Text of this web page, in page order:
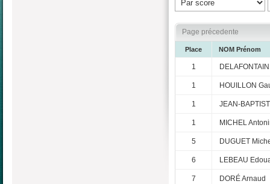
Page précedente
Place NOM Prénom
1
1 HOUILLON
1 JEAN-
1 MICHEL
5 DUGUET
6 LEBEAU
7 DORÉ Arnaud